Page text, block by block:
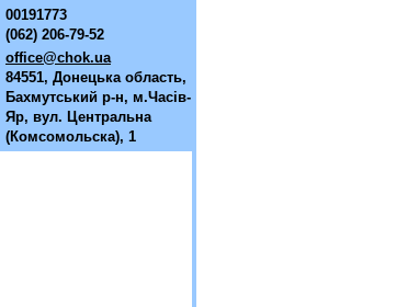
00191773
(062) 206-79-52
office@chok.ua
84551, Донецька область,
Бахмутський р-н, м.Часiв-
Яр, вул. Центральна
(Комсомольска), 1